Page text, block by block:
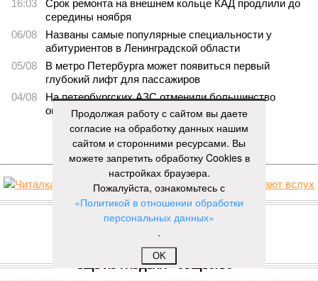
16:03
Срок ремонта на внешнем кольце КАД продлили до
середины ноября
06/08
Названы самые популярные специальности у
абитуриентов в Ленинградской области
05/08
В метро Петербурга может появиться первый
глубокий лифт для пассажиров
04/08
На петербургских АЗС отменили большинство
ограничений
ЕЩЕ НОВОСТИ
НОВОСТИ ПАРТНЕРОВ
Новости smi2.ru
ЕЩЕ ИЗ РАЗДЕЛА «ОБЩЕСТВО»
Продолжая работу с сайтом вы даете
согласие на обработку данных нашим
сайтом и сторонними ресурсами. Вы
можете запретить обработку Cookies в
настройках браузера.
Пожалуйста, ознакомьтесь с
«Политикой в отношении обработки
персональных данных»
.
OK